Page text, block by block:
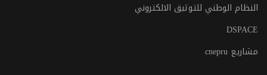
النظام الوطني للتوثيق الالكتروني
DSPACE
مشاريع cnepru